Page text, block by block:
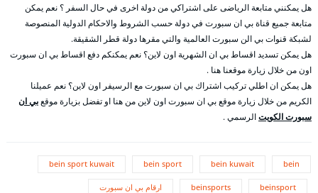
هل يمكنني متابعة الرياضى على اشتراكي من دولة اخرى في حال السفر ؟ نعم يمكن
متابعة جميع قناة بي ان سبورت في دولة حسب الشروط والاحكام الدولية المنصوصة
لشبكة قنوات بي الن سبورت العالمية والتي مقرها دولة قطر الشقيقة.
هل يمكن تسديد اقساط بي ان الشهرية اون لاين؟ نعم يمكنكم دفع اقساط بي ان سبورت
اون من خلال زيارة موقعنا هنا .
هل يمكن ان اطلي تركيب اشتراك بي ان سبورت مع الرسيفر اون لاين؟ نعم عميلنا
الكريم من خلال زيارة موقع بي ان سبورت اون لاين من هنا او تفضل بزيارة موقعبي ان
سبورت الكويتالرسمي .
bein
bein kuwait
bein sport
bein sport kuwait
beinsport
beinsports ارقام بي ان سبورت